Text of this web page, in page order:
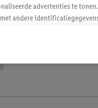
advertenties te
andere
kunnen advertenties in
(bijvoorbeeld door het
apparaten en